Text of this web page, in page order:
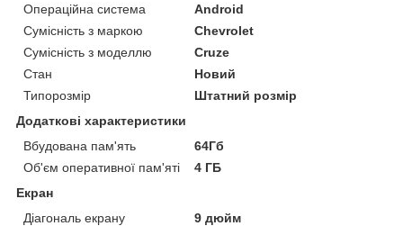
Операційна система
Android
Сумісність з маркою
Chevrolet
Сумісність з моделлю
Cruze
Стан
Новий
Типорозмір
Штатний розмір
Додаткові характеристики
Вбудована пам'ять
64Гб
Об'єм оперативної пам'яті
4 ГБ
Екран
Діагональ екрану
9 дюйм